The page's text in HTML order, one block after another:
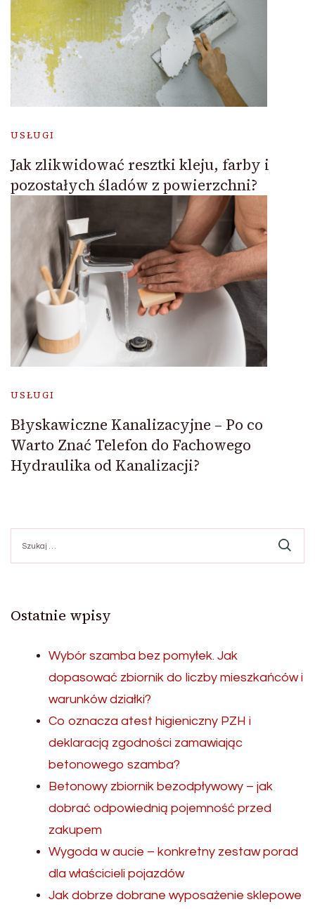
USŁUGI
Jak zlikwidować resztki kleju, farby i
pozostałych śladów z powierzchni?
USŁUGI
Błyskawiczne Kanalizacyjne – Po co
Warto Znać Telefon do Fachowego
Hydraulika od Kanalizacji?
Ostatnie wpisy
Wybór szamba bez pomyłek. Jak
dopasować zbiornik do liczby mieszkańców i
warunków działki?
Co oznacza atest higieniczny PZH i
deklaracją zgodności zamawiając
betonowego szamba?
Betonowy zbiornik bezodpływowy – jak
dobrać odpowiednią pojemność przed
zakupem
Wygoda w aucie – konkretny zestaw porad
dla właścicieli pojazdów
Jak dobrze dobrane wyposażenie sklepowe